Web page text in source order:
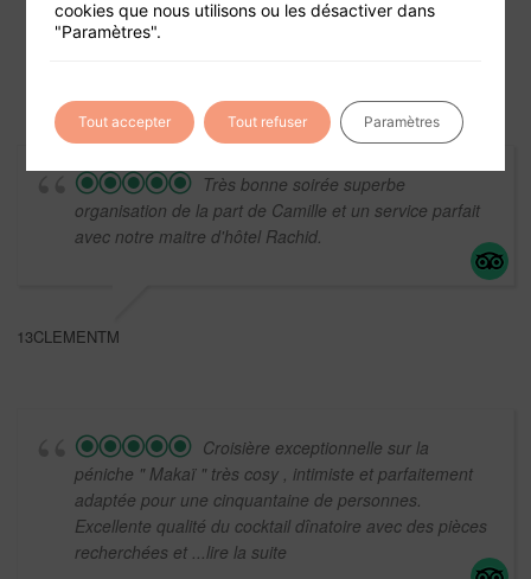
Très bonne soirée superbe
organisation de la part de Camille et un service parfait
avec notre maitre d'hôtel Rachid.
13CLEMENTM
Croisière exceptionnelle sur la
péniche " Makaï " très cosy , intimiste et parfaitement
adaptée pour une cinquantaine de personnes.
Excellente qualité du cocktail dînatoire avec des pièces
recherchées et ...lire la suite
cookies que nous utilisons ou les désactiver dans
"Paramètres".
Tout accepter Tout refuser Paramètres